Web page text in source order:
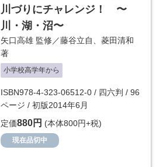
川づりにチャレンジ！ 〜
川・湖・沼〜
矢口高雄 監修／藤谷立自
菱田清和
著
小学校高学年から
ISBN978-4-323-06512-0 / 四六判 / 96
ページ / 初版2014年6月
定価880円 (本体800円+税)
現在品切中